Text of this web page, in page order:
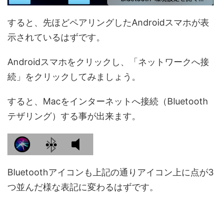
すると、先ほどペアリングしたAndroidスマホが表
示されているはずです。
Androidスマホをクリックし、「ネットワークへ接
続」をクリックしてみましょう。
すると、Macをインターネットへ接続（Bluetooth
テザリング）する事が出来ます。
Bluetoothアイコンも上記の通りアイコン上に点が3
つ並んだ様な表記に変わるはずです。